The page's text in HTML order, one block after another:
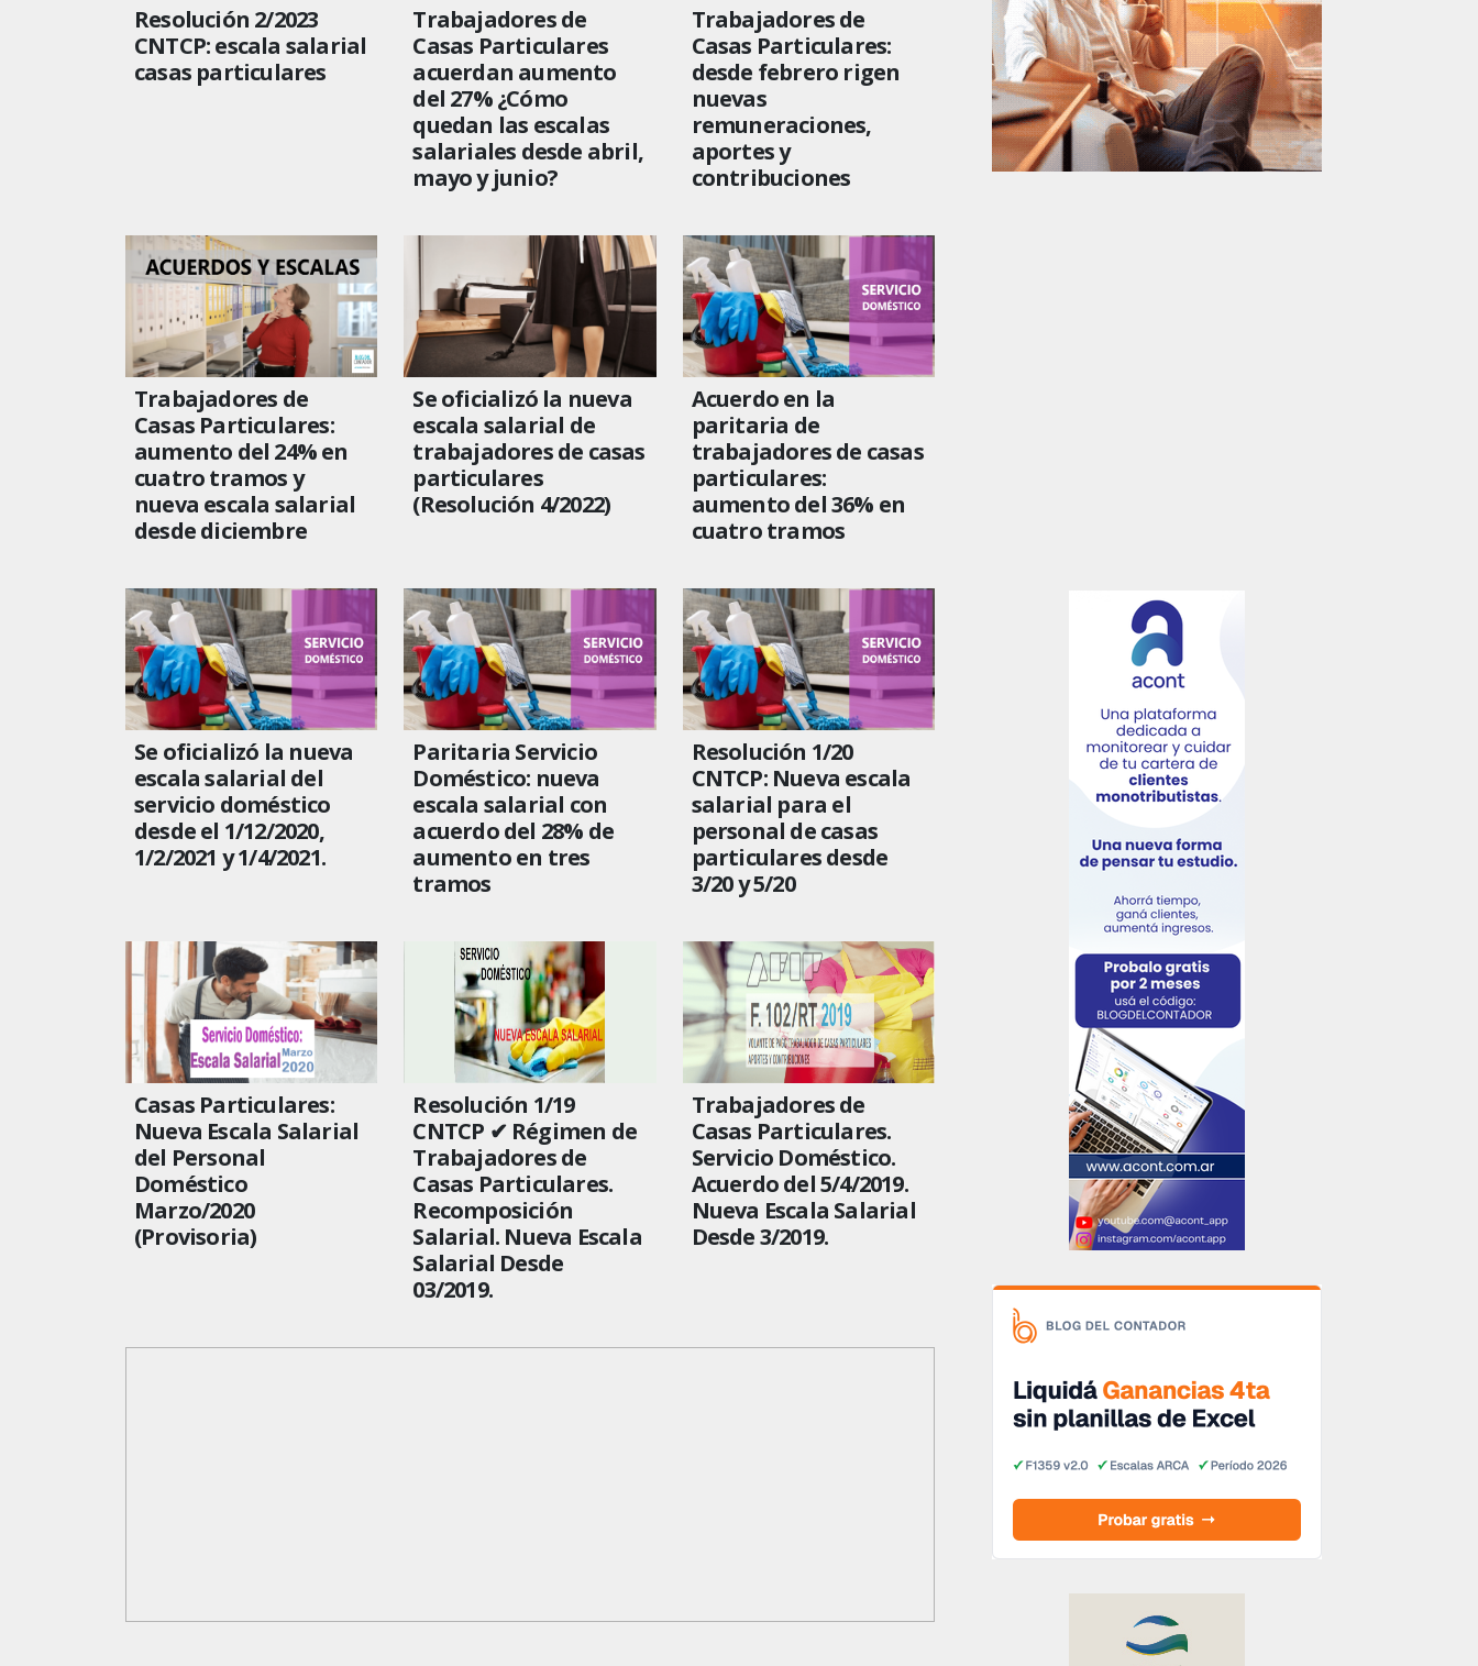
Resolución 2/2023
CNTCP: escala salarial
casas particulares
Trabajadores de
Casas Particulares
acuerdan aumento
del 27% ¿Cómo
quedan las escalas
salariales desde abril,
mayo y junio?
Trabajadores de
Casas Particulares:
desde febrero rigen
nuevas
remuneraciones,
aportes y
contribuciones
Trabajadores de
Casas Particulares:
aumento del 24% en
cuatro tramos y
nueva escala salarial
desde diciembre
Se oficializó la nueva
escala salarial de
trabajadores de casas
particulares
(Resolución 4/2022)
Acuerdo en la
paritaria de
trabajadores de casas
particulares:
aumento del 36% en
cuatro tramos
Se oficializó la nueva
escala salarial del
servicio doméstico
desde el 1/12/2020,
1/2/2021 y 1/4/2021.
Paritaria Servicio
Doméstico: nueva
escala salarial con
acuerdo del 28% de
aumento en tres
tramos
Resolución 1/20
CNTCP: Nueva escala
salarial para el
personal de casas
particulares desde
3/20 y 5/20
Casas Particulares:
Nueva Escala Salarial
del Personal
Doméstico
Marzo/2020
(Provisoria)
Resolución 1/19
CNTCP ✔ Régimen de
Trabajadores de
Casas Particulares.
Recomposición
Salarial. Nueva Escala
Salarial Desde
03/2019.
Trabajadores de
Casas Particulares.
Servicio Doméstico.
Acuerdo del 5/4/2019.
Nueva Escala Salarial
Desde 3/2019.